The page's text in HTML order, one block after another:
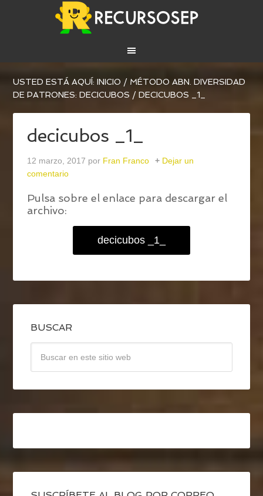
USTED ESTÁ AQUÍ:INICIO / MÉTODO ABN. DIVERSIDAD
DE PATRONES: DECICUBOS / DECICUBOS _1_
decicubos _1_
12 marzo, 2017 por Fran Franco
Dejar un
comentario
Pulsa sobre el enlace para descargar el
archivo:
decicubos _1_
BUSCAR